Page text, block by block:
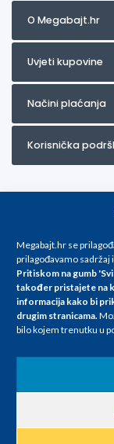
Megabajt.hr se
prilagođavamo
Pritiskom na gumb
također pristajete na
informacija kako bi
drugim stranicama.
bilo kojem trenutku u
O Megabajt.hr
Uvjeti kupovine
Načini plaćanja
Korisnička
Za artikle kojih
info@megabajt.hr.
promjenama, a
iskazane su za
se razlikovati od
i točniji opis i sliku.
nastale u opisu
cijena.